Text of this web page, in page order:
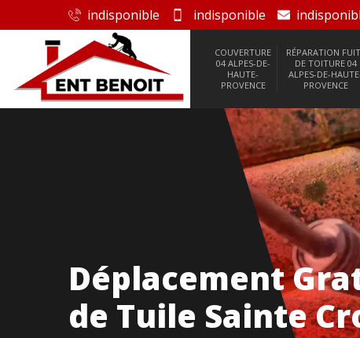
indisponible indisponible
COUVERTURE
04 ALPES-DE-
HAUTE-
PROVENCE
RÉPARATION
DE TOITURE 04
ALPES-DE-
PROVENCE
Déplacement
de Tuile Sainte